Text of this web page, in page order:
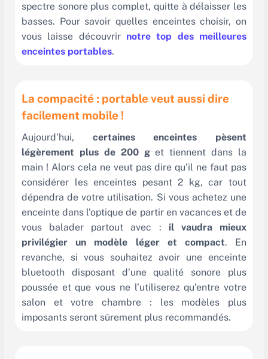
spectre sonore plus complet, quitte à délaisser les
basses. Pour savoir quelles enceintes choisir, on
vous laisse découvrir notre top des meilleures
enceintes portables.
La compacité : portable veut aussi dire
facilement mobile !
Aujourd’hui, certaines enceintes pèsent
légèrement plus de 200 get tiennent dans la
main ! Alors cela ne veut pas dire qu’il ne faut pas
considérer les enceintes pesant 2 kg, car tout
dépendra de votre utilisation. Si vous achetez une
enceinte dans l’optique de partir en vacances et de
vous balader partout avec : il vaudra mieux
privilégier un modèle léger et compact. En
revanche, si vous souhaitez avoir une enceinte
bluetooth disposant d’une qualité sonore plus
poussée et que vous ne l’utiliserez qu’entre votre
salon et votre chambre : les modèles plus
imposants seront sûrement plus recommandés.